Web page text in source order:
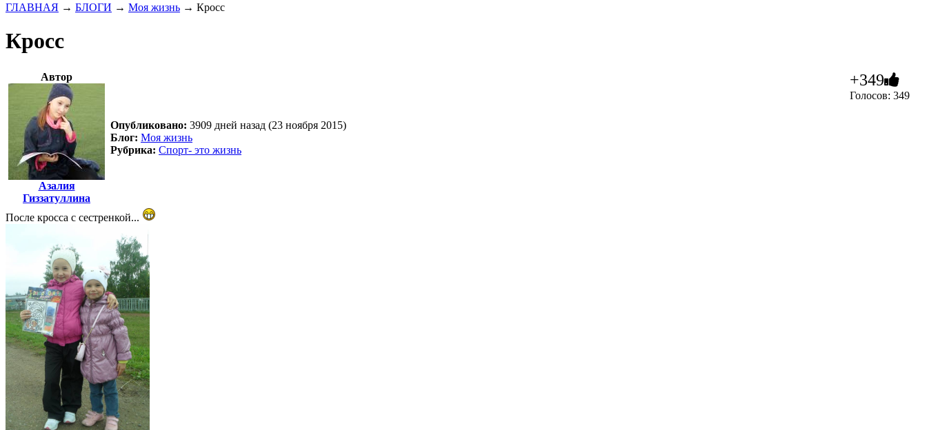
ГЛАВНАЯ → БЛОГИ → Моя жизнь → Кросс
Кросс
Автор
Азалия
Гиззатуллина
Опубликовано: 3909 дней назад (23 ноября 2015)
Блог: Моя жизнь
Рубрика: Спорт- это жизнь
+349
Голосов: 349
После кросса с сестренкой...